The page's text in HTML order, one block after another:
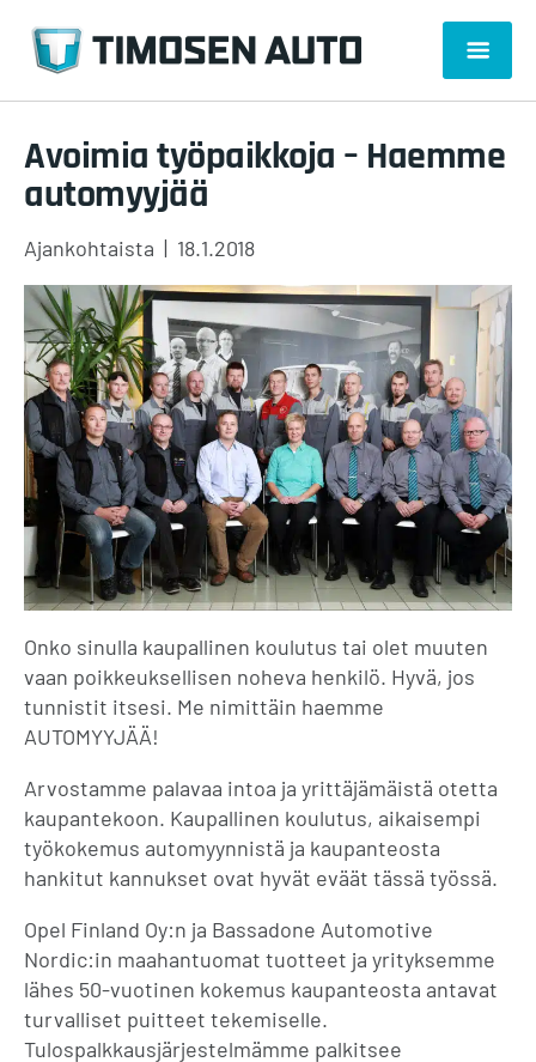
Avoimia työpaikkoja – Haemme
automyyjää
Kategoriat
Ajankohtaista Julkaistu
18.1.2018
Onko sinulla kaupallinen koulutus tai olet muuten
vaan poikkeuksellisen noheva henkilö. Hyvä, jos
tunnistit itsesi. Me nimittäin haemme
AUTOMYYJÄÄ!
Arvostamme palavaa intoa ja yrittäjämäistä otetta
kaupantekoon. Kaupallinen koulutus, aikaisempi
työkokemus automyynnistä ja kaupanteosta
hankitut kannukset ovat hyvät eväät tässä työssä.
Opel Finland Oy:n ja Bassadone Automotive
Nordic:in maahantuomat tuotteet ja yrityksemme
lähes 50-vuotinen kokemus kaupanteosta antavat
turvalliset puitteet tekemiselle.
Tulospalkkausjärjestelmämme palkitsee